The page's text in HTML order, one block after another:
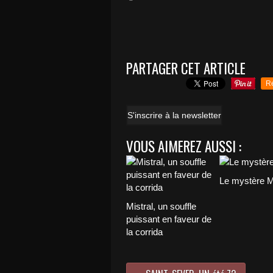
PARTAGER CET ARTICLE
S'inscrire à la newsletter
VOUS AIMEREZ AUSSI :
Mistral, un souffle
puissant en faveur de
la corrida
Le mystère